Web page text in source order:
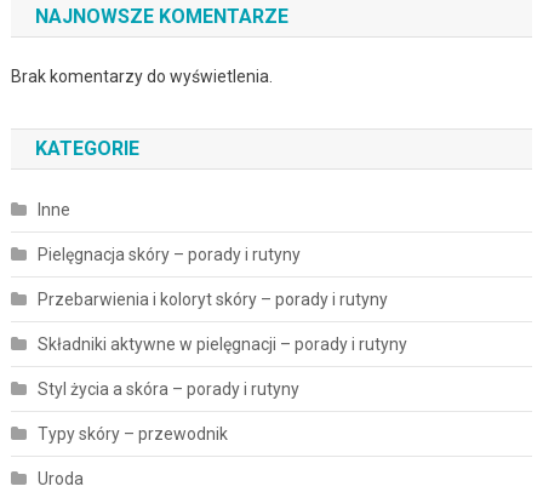
NAJNOWSZE KOMENTARZE
Brak komentarzy do wyświetlenia.
KATEGORIE
Inne
Pielęgnacja skóry – porady i rutyny
Przebarwienia i koloryt skóry – porady i rutyny
Składniki aktywne w pielęgnacji – porady i rutyny
Styl życia a skóra – porady i rutyny
Typy skóry – przewodnik
Uroda